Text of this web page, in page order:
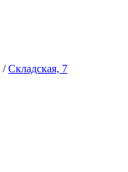
/Складская, 7